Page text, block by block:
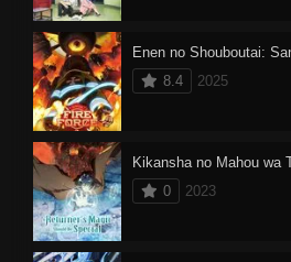
Enen no Shouboutai:
8.4
2025
Kikansha no Mahou wa
0
2023